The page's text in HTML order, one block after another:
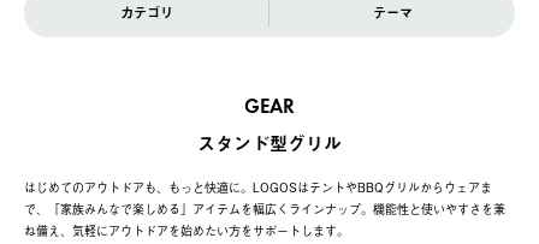
カテゴリ テーマ
GEAR
スタンド型グリル
はじめてのアウトドアも、もっと快適に。LOGOSはテントやBBQグリルからウェアま
で、「家族みんなで楽しめる」アイテムを幅広くラインナップ。機能性と使いやすさを兼
ね備え、気軽にアウトドアを始めたい方をサポートします。